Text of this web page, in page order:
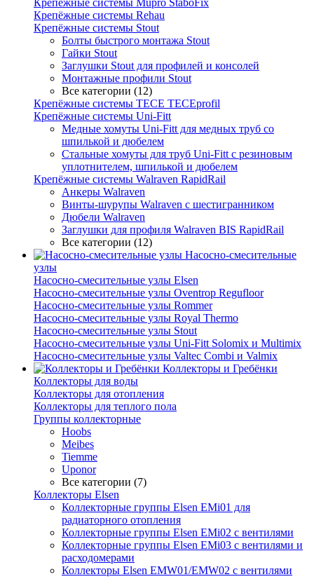
Крепёжные системы Mupro StaboFix
Крепёжные системы Rehau
Крепёжные системы Stout
Болты быстрого монтажа Stout
Гайки Stout
Заглушки Stout для профилей и консолей
Монтажные профили Stout
Все категории (12)
Крепёжные системы TECE TECEprofil
Крепёжные системы Uni-Fitt
Медные хомуты Uni-Fitt для медных труб со
шпилькой и дюбелем
Стальные хомуты для труб Uni-Fitt с резиновым
уплотнителем, шпилькой и дюбелем
Крепёжные системы Walraven RapidRail
Анкеры Walraven
Винты-шурупы Walraven с шестигранником
Дюбели Walraven
Заглушки для профиля Walraven BIS RapidRail
Все категории (12)
Насосно-смесительные
узлы
Насосно-смесительные узлы Elsen
Насосно-смесительные узлы Oventrop Regufloor
Насосно-смесительные узлы Rommer
Насосно-смесительные узлы Royal Thermo
Насосно-смесительные узлы Stout
Насосно-смесительные узлы Uni-Fitt Solomix и Multimix
Насосно-смесительные узлы Valtec Combi и Valmix
Коллекторы и Гребёнки
Коллекторы для воды
Коллекторы для отопления
Коллекторы для теплого пола
Группы коллекторные
Hoobs
Meibes
Tiemme
Uponor
Все категории (7)
Коллекторы Elsen
Коллекторные группы Elsen EMi01 для
радиаторного отопления
Коллекторные группы Elsen EMi02 с вентилями
Коллекторные группы Elsen EMi03 с вентилями и
расходомерами
Коллекторы Elsen EMW01/EMW02 с вентилями